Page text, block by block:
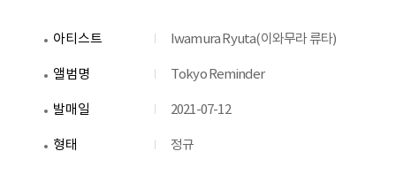
아티스트 Iwamura Ryuta(이와무라 류타)
앨범명 Tokyo Reminder
발매일 2021-07-12
형태 정규